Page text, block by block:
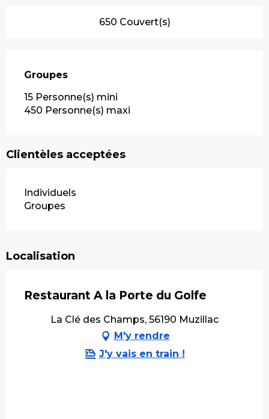
650 Couvert(s)
Groupes
Groupes
15 Personne(s) mini
450 Personne(s) maxi
Clientèles acceptées
Individuels
Groupes
Localisation
Restaurant A la Porte du Golfe
La Clé des Champs, 56190 Muzillac
M'y rendre
J'y vais en train !